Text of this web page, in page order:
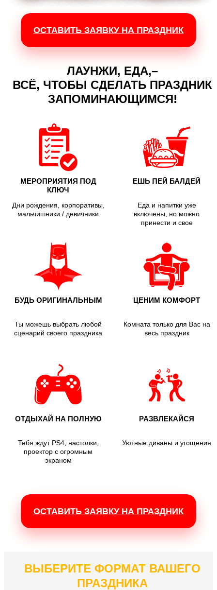
ОСТАВИТЬ ЗАЯВКУ НА ПРАЗДНИК
ЛАУНЖИ, ЕДА,–
ВСЁ, ЧТОБЫ СДЕЛАТЬ ПРАЗДНИК
ЗАПОМИНАЮЩИМСЯ!
МЕРОПРИЯТИЯ ПОД
КЛЮЧ
Дни рождения, корпоративы,
мальчишники / девичники
ЕШЬ ПЕЙ БАЛДЕЙ
Еда и напитки уже
включены, но можно
принести и свое
БУДЬ ОРИГИНАЛЬНЫМ
Ты можешь выбрать любой
сценарий своего праздника
ЦЕНИМ КОМФОРТ
Комната только для Вас на
весь праздник
ОТДЫХАЙ НА ПОЛНУЮ
Тебя ждут PS4, настолки,
проектор с огромным
экраном
РАЗВЛЕКАЙСЯ
Уютные диваны и угощения
ОСТАВИТЬ ЗАЯВКУ НА ПРАЗДНИК
ВЫБЕРИТЕ ФОРМАТ ВАШЕГО
ПРАЗДНИКА